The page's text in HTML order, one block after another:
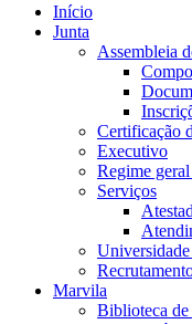
Início
Junta
Assembleia
Certificação
Executivo
Regime
Serviços
Marvila
Biblioteca